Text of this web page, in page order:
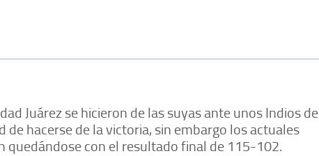
Juárez se hicieron de las suyas ante unos Indios de
de hacerse de la victoria, sin embargo los actuales
quedándose con el resultado final de 115-102.